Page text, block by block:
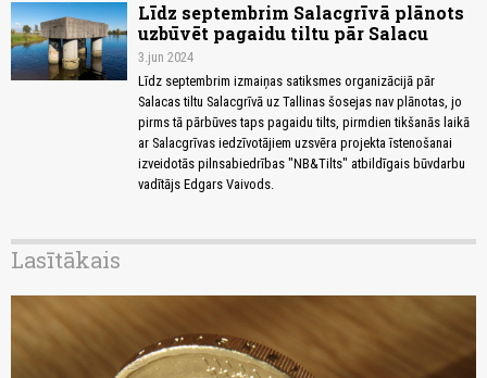
Līdz septembrim Salacgrīvā plānots
uzbūvēt pagaidu tiltu pār Salacu
3.jun 2024
Līdz septembrim izmaiņas satiksmes organizācijā pār
Salacas tiltu Salacgrīvā uz Tallinas šosejas nav plānotas, jo
pirms tā pārbūves taps pagaidu tilts, pirmdien tikšanās laikā
ar Salacgrīvas iedzīvotājiem uzsvēra projekta īstenošanai
izveidotās pilnsabiedrības "NB&Tilts" atbildīgais būvdarbu
vadītājs Edgars Vaivods.
Lasītākais